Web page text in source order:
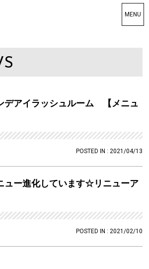
デアイラッシュルーム 【メニュ
POSTED IN : 2021/04/13
ュー進化しています☆リニューア
POSTED IN : 2021/02/10